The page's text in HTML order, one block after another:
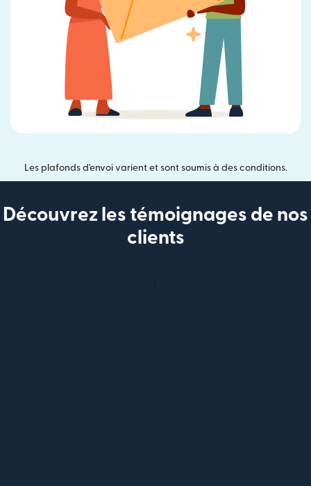
Les plafonds d'envoi varient et sont soumis à des conditions.
Découvrez les témoignages de nos
clients